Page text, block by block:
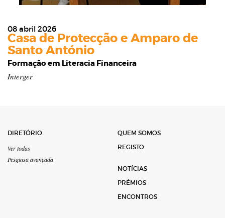
08 abril 2026
Casa de Protecção e Amparo de
Santo António
Formação em Literacia Financeira
Interger
DIRETÓRIO
Ver todas
Pesquisa avançada
QUEM SOMOS
REGISTO
NOTÍCIAS
PRÉMIOS
ENCONTROS